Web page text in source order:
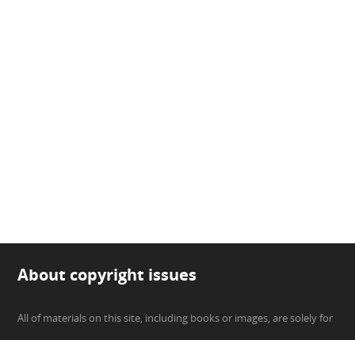
About copyright issues
All of materials on this site, including books or images, are solely for